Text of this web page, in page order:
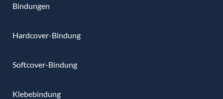
Bindungen
Hardcover-Bindung
Softcover-Bindung
Klebebindung